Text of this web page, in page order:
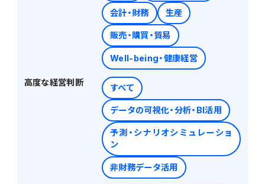
「Uwell（ユーウェル）」
販売・購買・在庫管理
建設業向け基幹業務システム
会計・財務 生産
販売・購買・貿易
Well-being・健康経営
高度な経営判断
すべて
データの可視化・分析・BI活用
予測・シナリオシミュレーショ
ン
非財務データ活用